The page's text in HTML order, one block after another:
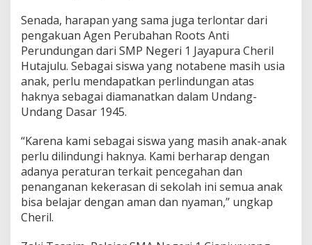
Senada, harapan yang sama juga terlontar dari
pengakuan Agen Perubahan Roots Anti
Perundungan dari SMP Negeri 1 Jayapura Cheril
Hutajulu. Sebagai siswa yang notabene masih usia
anak, perlu mendapatkan perlindungan atas
haknya sebagai diamanatkan dalam Undang-
Undang Dasar 1945.
“Karena kami sebagai siswa yang masih anak-anak
perlu dilindungi haknya. Kami berharap dengan
adanya peraturan terkait pencegahan dan
penanganan kekerasan di sekolah ini semua anak
bisa belajar dengan aman dan nyaman,” ungkap
Cheril.